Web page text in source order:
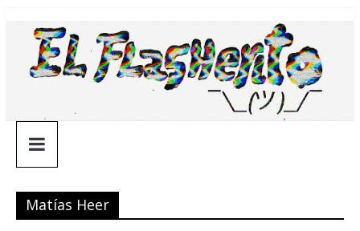
contenido
¯\_(ツ)_/
¯
Matías Heer